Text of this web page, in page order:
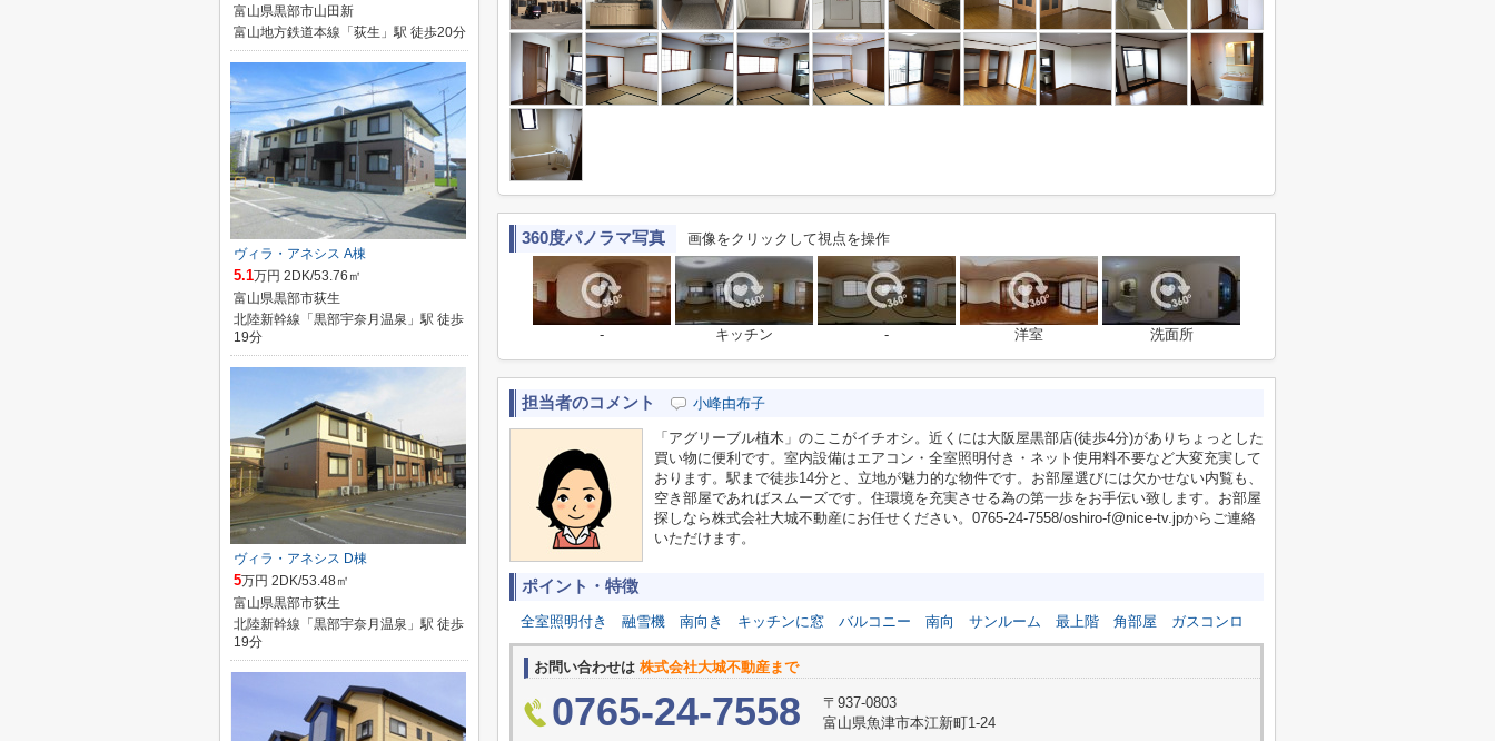
360度パノラマ写真 画像をクリックして視点を操作
- キッチン - 洋室 洗面所
担当者のコメント 小峰由布子
「アグリーブル植木」のここがイチオシ。近くには大阪屋黒部店(徒歩4分)がありちょっとした
買い物に便利です。室内設備はエアコン・全室照明付き・ネット使用料不要など大変充実して
おります。駅まで徒歩14分と、立地が魅力的な物件です。お部屋選びには欠かせない内覧も、
空き部屋であればスムーズです。住環境を充実させる為の第一歩をお手伝い致します。お部屋
探しなら株式会社大城不動産にお任せください。0765-24-7558/oshiro-f@nice-tv.jpからご連絡
いただけます。
ポイント・特徴
全室照明付き 融雪機 南向き キッチンに窓 バルコニー 南向 サンルーム 最上階 角部屋 ガスコンロ
お問い合わせは 株式会社大城不動産まで
0765-24-7558
〒937-0803
富山県魚津市本江新町1-24
富山県黒部市山田新
富山地方鉄道本線「荻生」駅 徒歩20分
ヴィラ・アネシス A棟
5.1万円 2DK/53.76㎡
富山県黒部市荻生
北陸新幹線「黒部宇奈月温泉」駅 徒歩
19分
ヴィラ・アネシス D棟
5万円 2DK/53.48㎡
富山県黒部市荻生
北陸新幹線「黒部宇奈月温泉」駅 徒歩
19分